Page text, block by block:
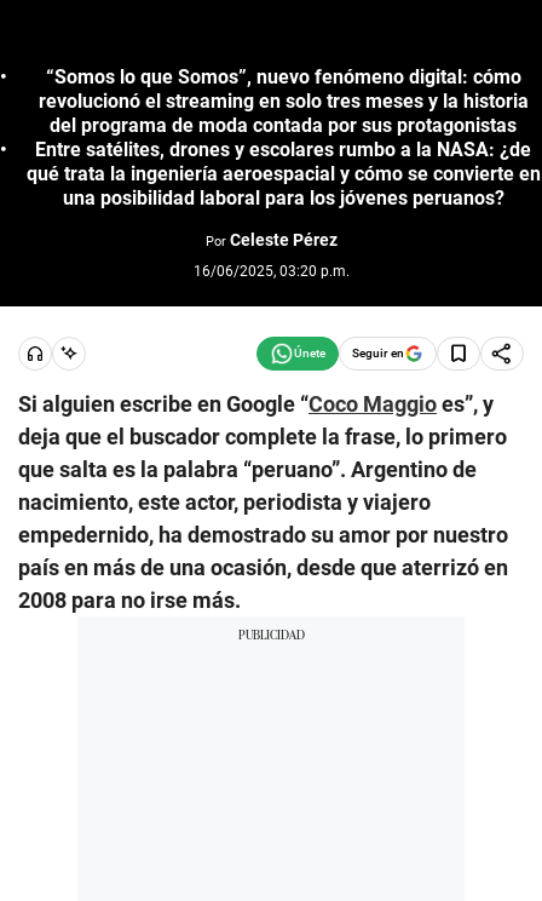
“Somos lo que Somos”, nuevo fenómeno digital: cómo
revolucionó el streaming en solo tres meses y la historia
del programa de moda contada por sus protagonistas
Entre satélites, drones y escolares rumbo a la NASA: ¿de
qué trata la ingeniería aeroespacial y cómo se convierte en
una posibilidad laboral para los jóvenes peruanos?
Por Celeste Pérez
16/06/2025, 03:20 p.m.
Seguir en
Si alguien escribe en Google “Coco Maggioes”, y
deja que el buscador complete la frase, lo primero
que salta es la palabra “peruano”. Argentino de
nacimiento, este actor, periodista y viajero
empedernido, ha demostrado su amor por nuestro
país en más de una ocasión, desde que aterrizó en
2008 para no irse más.